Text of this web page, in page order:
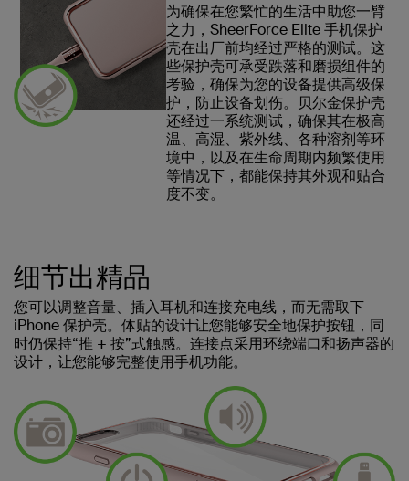
为确保在您繁忙的生活中助您一臂
之力，SheerForce Elite 手机保护
壳在出厂前均经过严格的测试。这
些保护壳可承受跌落和磨损组件的
考验，确保为您的设备提供高级保
护，防止设备划伤。贝尔金保护壳
还经过一系统测试，确保其在极高
温、高湿、紫外线、各种溶剂等环
境中，以及在生命周期内频繁使用
等情况下，都能保持其外观和贴合
度不变。
细节出精品
您可以调整音量、插入耳机和连接充电线，而无需取下
iPhone 保护壳。体贴的设计让您能够安全地保护按钮，同
时仍保持“推 + 按”式触感。连接点采用环绕端口和扬声器的
设计，让您能够完整使用手机功能。